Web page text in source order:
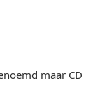
maar CD